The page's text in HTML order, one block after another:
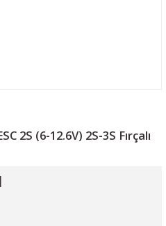
2S (6-12.6V) 2S-3S Fırçalı